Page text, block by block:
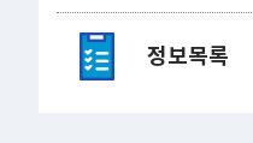
정보목록